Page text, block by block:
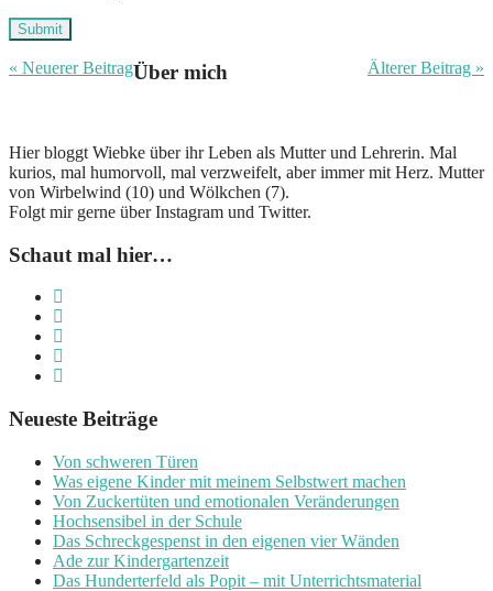
Submit
Älterer Beitrag »
« Neuerer BeitragÜber mich
Hier bloggt Wiebke über ihr Leben als Mutter und Lehrerin. Mal
kurios, mal humorvoll, mal verzweifelt, aber immer mit Herz. Mutter
von Wirbelwind (10) und Wölkchen (7).
Folgt mir gerne über Instagram und Twitter.
Schaut mal hier…
Neueste Beiträge
Von schweren Türen
Was eigene Kinder mit meinem Selbstwert machen
Von Zuckertüten und emotionalen Veränderungen
Hochsensibel in der Schule
Das Schreckgespenst in den eigenen vier Wänden
Ade zur Kindergartenzeit
Das Hunderterfeld als Popit – mit Unterrichtsmaterial